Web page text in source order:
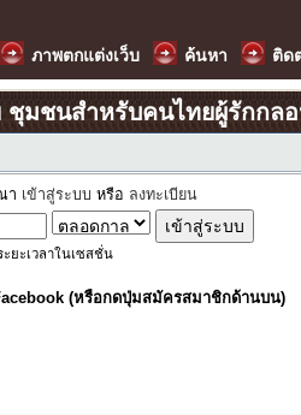
ภาพตกแต่งเว็บ ค้นหา ติด
มชนสำหรับคนไทยผู้รักกล
า เข้าสู่ระบบ หรือ ลงทะเบียน
ยะเวลาในเซสชั่น
(หรือกดปุ่มสมัครสมาชิกด้านบน)